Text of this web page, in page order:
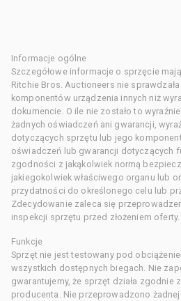
Informacje ogólne
Szczegółowe informacje o sprzęcie
Ritchie Bros. Auctioneers nie
komponentów urządzenia innych niż
dokumencie. O ile nie zostało to
żadnych oświadczeń ani gwarancji,
dotyczących sprzętu lub jego
oświadczeń lub gwarancji dotyczących
zgodności z jakąkolwiek normą
jakiegokolwiek właściwego organu lub
przydatności do określonego celu lub
Zdecydowanie zaleca się
inspekcji sprzętu przed złożeniem oferty.
Funkcje
Sprzęt nie jest testowany pod
wszystkich dostępnych biegach. Nie
gwarantujemy, że sprzęt działa zgodnie
producenta. Nie przeprowadzono